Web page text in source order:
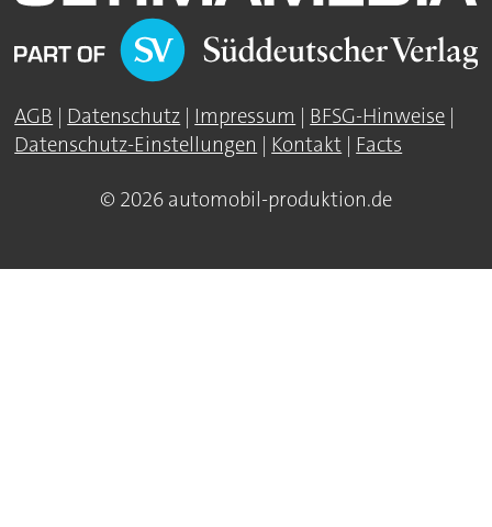
AGB | Datenschutz | Impressum | BFSG-Hinweise |
Datenschutz-Einstellungen | Kontakt | Facts
© 2026 automobil-produktion.de